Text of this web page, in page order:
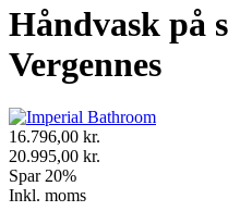
Håndvask på
Vergennes
16.796,00 kr.
20.995,00 kr.
Spar 20%
Inkl. moms